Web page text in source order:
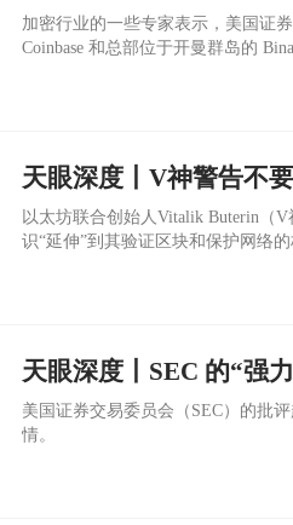
加密行业的一些专家表示，美国证
Coinbase 和总部位于开曼群岛的
天眼深度丨V神警告不
以太坊联合创始人Vitalik Buterin（
识“延伸”到其验证区块和保护网络
天眼深度丨SEC 的“强
美国证券交易委员会（SEC）的批
情。